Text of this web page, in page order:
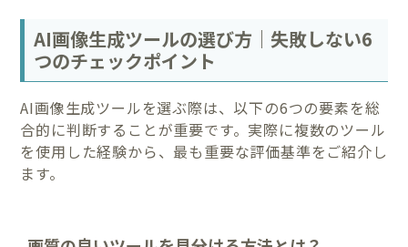
AI画像生成ツールの選び方｜失敗しない6
つのチェックポイント
AI画像生成ツールを選ぶ際は、以下の6つの要素を総
合的に判断することが重要です。実際に複数のツール
を使用した経験から、最も重要な評価基準をご紹介し
ます。